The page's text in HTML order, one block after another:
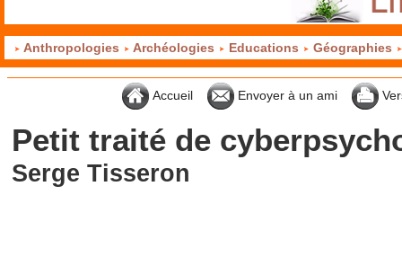
Anthropologies Archéologies Educations Géographies
Accueil Envoyer à un ami
Petit traité de
Serge Tisseron